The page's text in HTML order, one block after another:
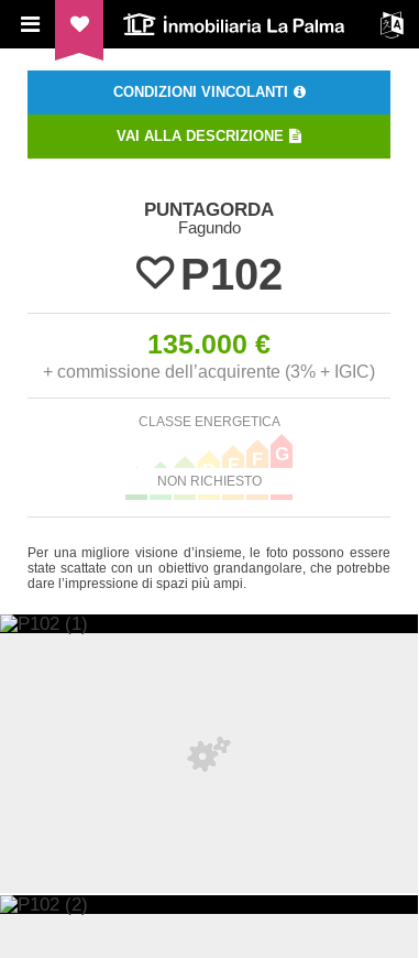
ILP Inmobiliaria La Palma
CONDIZIONI VINCOLANTI
VAI ALLA DESCRIZIONE
PUNTAGORDA
Fagundo
P102
135.000 €
+ commissione dell’acquirente (3% + IGIC)
CLASSE ENERGETICA
B C D E F G
NON RICHIESTO
Per una migliore visione d’insieme, le foto possono essere
state scattate con un obiettivo grandangolare, che potrebbe
dare l’impressione di spazi più ampi.